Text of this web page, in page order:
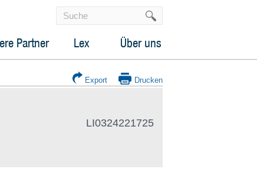
Partner Lex Über uns
Export Drucken
LI0324221725